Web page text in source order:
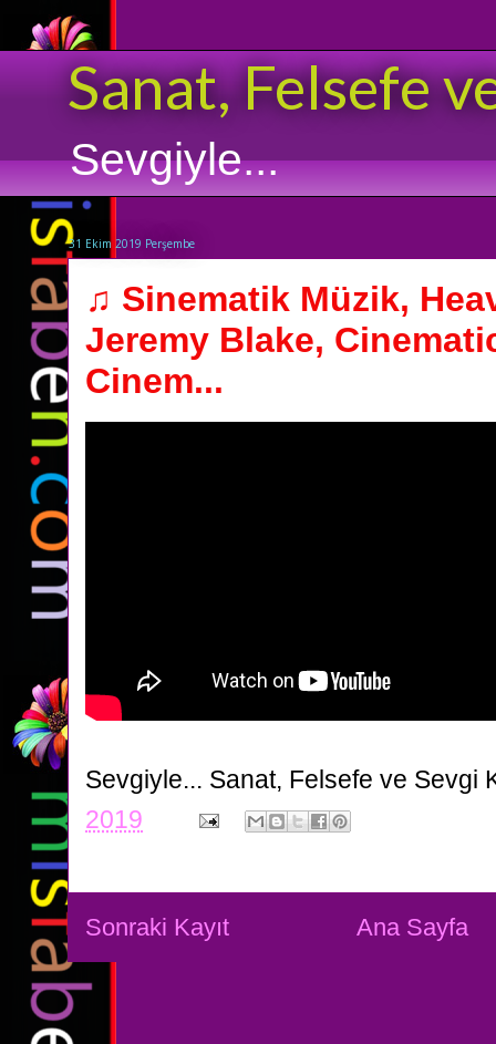
Sanat, Felsefe
Sevgiyle...
31 Ekim 2019 Perşembe
♫ Sinematik Müzik,
Jeremy Blake,
Cinem...
Sevgiyle... Sanat, Felsefe ve Sevgi
2019
Sonraki Kayıt Ana Sayfa